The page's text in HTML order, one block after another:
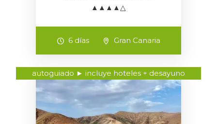
▲▲▲▲△
6 días Gran Canaria
autoguiado ► incluye hoteles + desayuno